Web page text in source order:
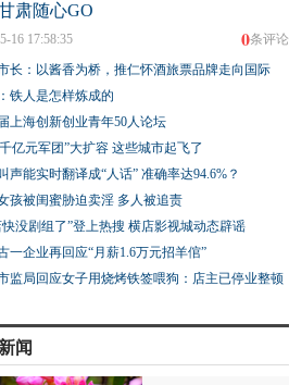
肃随心GO
0条评论
16 17:58:35
长：以酱香为桥，推仁怀酒旅票品牌走向国际
铁人是怎样炼成的
上海创新创业青年50人论坛
亿元军团”大扩容 这些城市起飞了
声能实时翻译成“人话” 准确率达94.6%？
孩被闺蜜胁迫卖淫 多人被追责
快没剧组了”登上热搜 横店影视城动态辟谣
一企业再回应“月薪1.6万元招羊倌”
监局回应女子用烧烤铁签喂狗：店主已停业整顿
闻